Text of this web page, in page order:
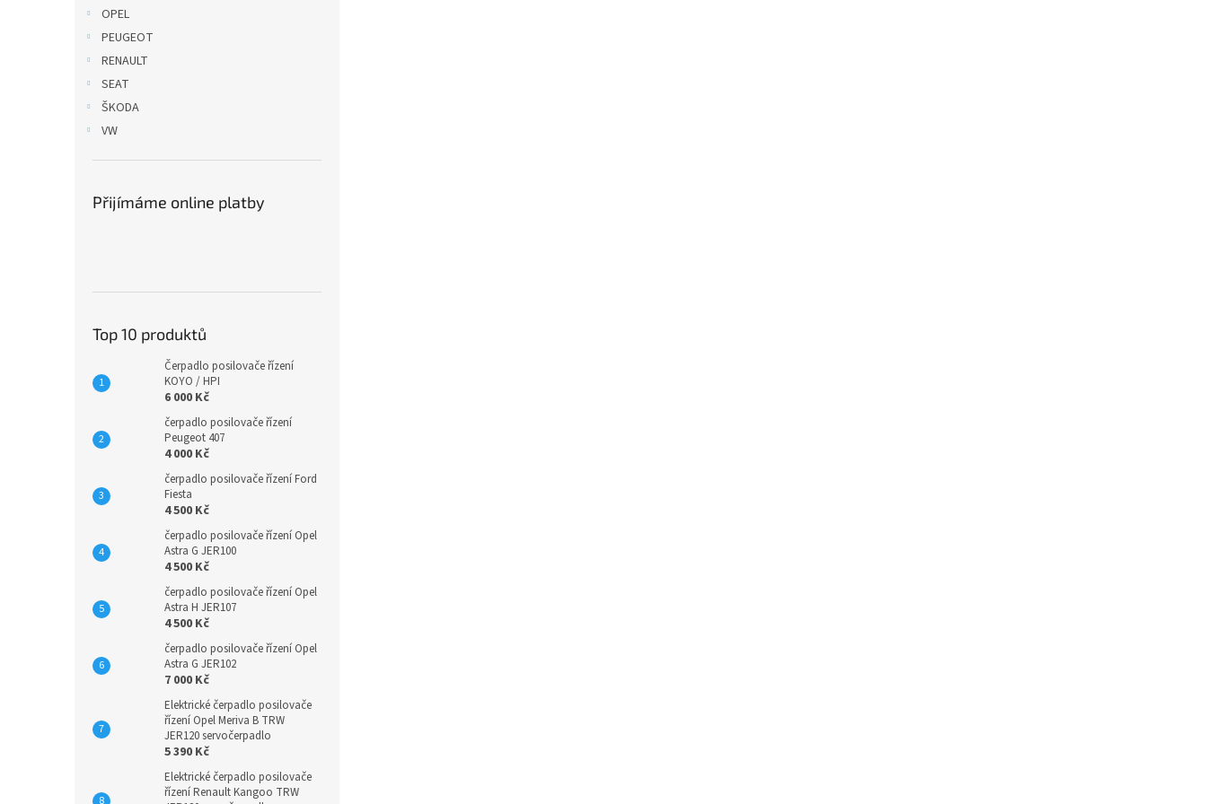
OPEL
PEUGEOT
RENAULT
SEAT
ŠKODA
VW
Přijímáme online platby
Top 10 produktů
Čerpadlo posilovače řízení
KOYO / HPI
6 000 Kč
čerpadlo posilovače řízení
Peugeot 407
4 000 Kč
čerpadlo posilovače řízení Ford
Fiesta
4 500 Kč
čerpadlo posilovače řízení Opel
Astra G JER100
4 500 Kč
čerpadlo posilovače řízení Opel
Astra H JER107
4 500 Kč
čerpadlo posilovače řízení Opel
Astra G JER102
7 000 Kč
Elektrické čerpadlo posilovače
řízení Opel Meriva B TRW
JER120 servočerpadlo
5 390 Kč
Elektrické čerpadlo posilovače
řízení Renault Kangoo TRW